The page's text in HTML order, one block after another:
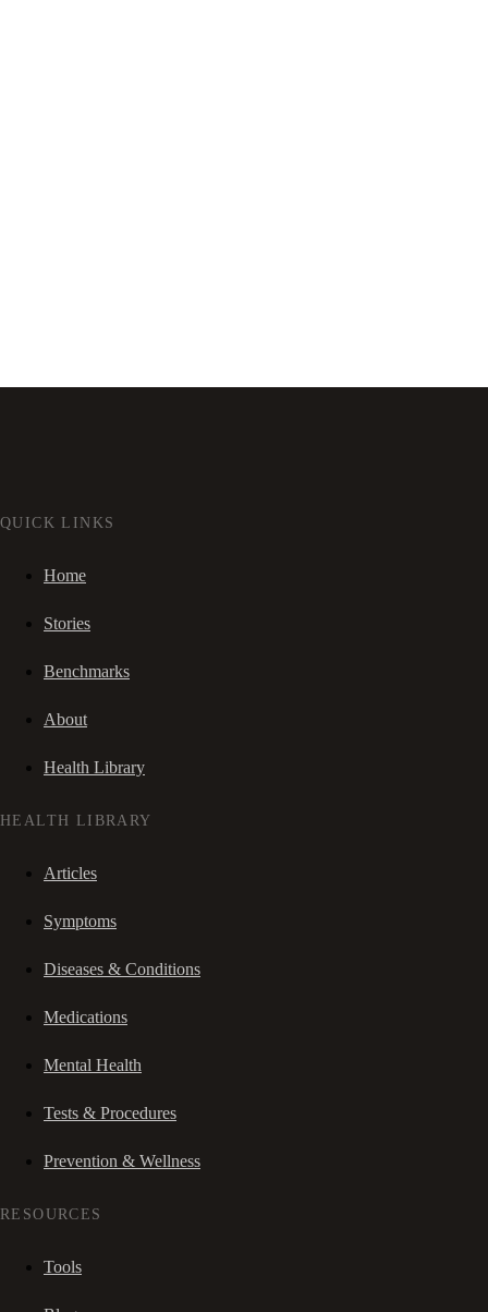
QUICK LINKS
Home
Stories
Benchmarks
About
Health Library
HEALTH LIBRARY
Articles
Symptoms
Diseases & Conditions
Medications
Mental Health
Tests & Procedures
Prevention & Wellness
RESOURCES
Tools